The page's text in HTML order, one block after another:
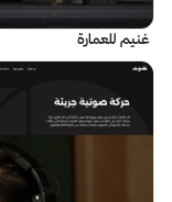
غنيم للعمارة